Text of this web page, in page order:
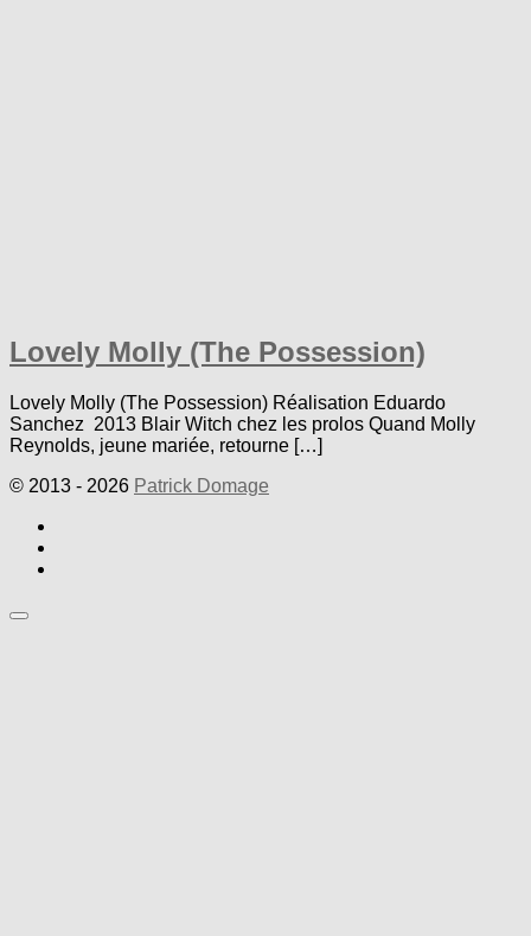
Lovely Molly (The Possession)
Lovely Molly (The Possession) Réalisation Eduardo
Sanchez 2013 Blair Witch chez les prolos Quand Molly
Reynolds, jeune mariée, retourne […]
© 2013 - 2026 Patrick Domage